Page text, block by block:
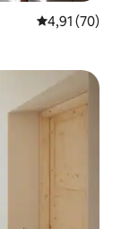
საშუალო
4,91 (70)